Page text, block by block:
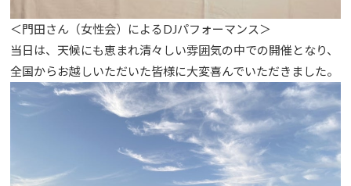
＜門田さん（女性会）によるDJパフォーマンス＞
当日は、天候にも恵まれ清々しい雰囲気の中での開催となり、
全国からお越しいただいた皆様に大変喜んでいただきました。